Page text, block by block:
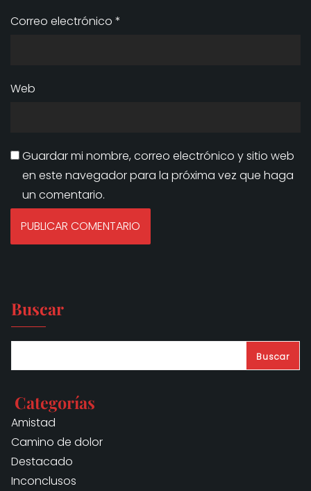
Correo electrónico *
Web
Guardar mi nombre, correo electrónico y sitio web
en este navegador para la próxima vez que haga
un comentario.
Buscar
Buscar
Categorías
Amistad
Camino de dolor
Destacado
Inconclusos